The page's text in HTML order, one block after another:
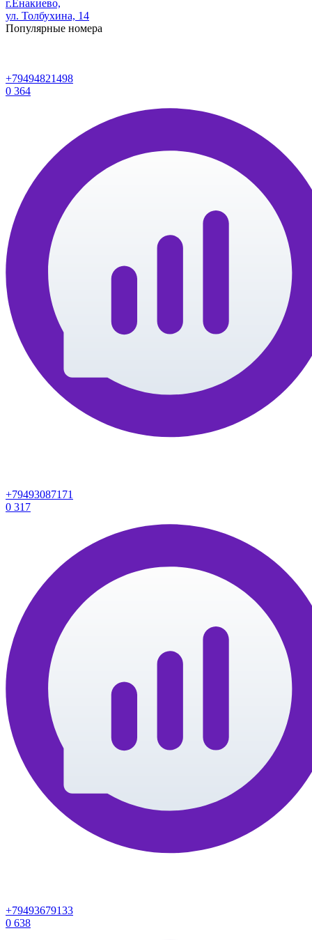
г.Енакиево,
ул. Толбухина, 14
Популярные номера
+79494821498
0 364
+79493087171
0 317
+79493679133
0 638